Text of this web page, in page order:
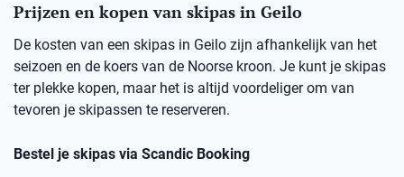
Prijzen en kopen van skipas in Geilo
De kosten van een skipas in Geilo zijn afhankelijk van het
seizoen en de koers van de Noorse kroon. Je kunt je skipas
ter plekke kopen, maar het is altijd voordeliger om van
tevoren je skipassen te reserveren.
Bestel je skipas via Scandic Booking